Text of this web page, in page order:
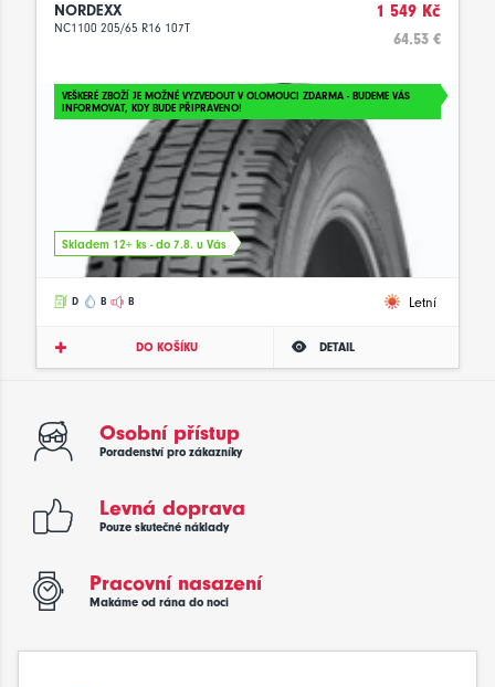
NORDEXX
NC1100 205/65 R16 107T
1 549 Kč
64.53 €
VEŠKERÉ ZBOŽÍ JE MOŽNÉ VYZVEDOUT V OLOMOUCI ZDARMA - BUDEME VÁS
INFORMOVAT, KDY BUDE PŘIPRAVENO!
Skladem 12+ ks - do 7.8. u Vás
D B B Letní
DO KOŠÍKU DETAIL
Osobní přístup
Poradenství pro zákazníky
Levná doprava
Pouze skutečné náklady
Pracovní nasazení
Makáme od rána do noci